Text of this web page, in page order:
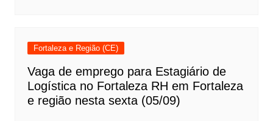
Fortaleza e Região (CE)
Vaga de emprego para Estagiário de
Logística no Fortaleza RH em Fortaleza
e região nesta sexta (05/09)